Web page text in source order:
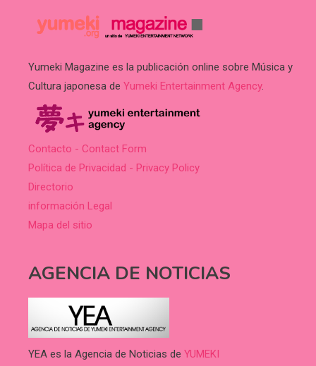
Yumeki Magazine es la publicación online sobre Música y
Cultura japonesa de Yumeki Entertainment Agency.
Contacto - Contact Form
Política de Privacidad - Privacy Policy
Directorio
información Legal
Mapa del sitio
AGENCIA DE NOTICIAS
YEA es la Agencia de Noticias de YUMEKI